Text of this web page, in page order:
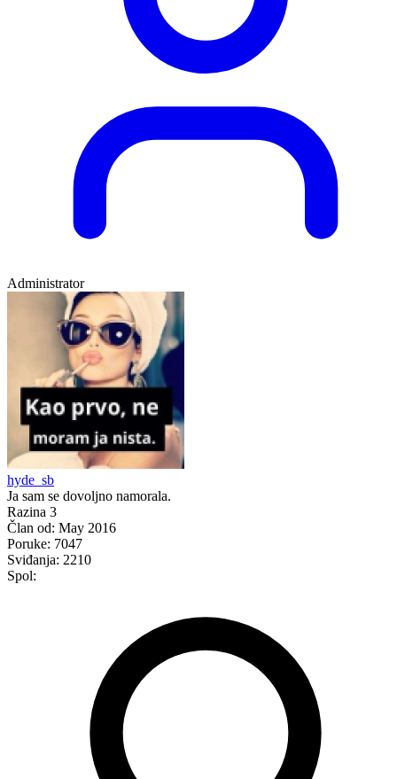
Administrator
hyde_sb
Ja sam se dovoljno namorala.
Razina 3
Član od: May 2016
Poruke: 7047
Sviđanja: 2210
Spol: